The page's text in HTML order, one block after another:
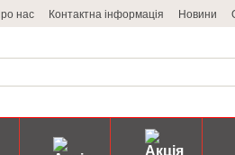
нас Контактна інформація Новини